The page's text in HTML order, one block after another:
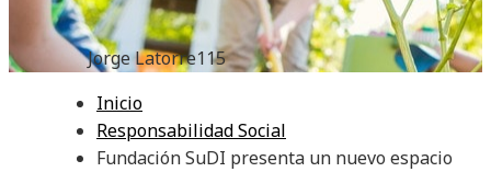
Jorge Latorre115
Inicio
Responsabilidad Social
Fundación SuDI presenta un nuevo espacio